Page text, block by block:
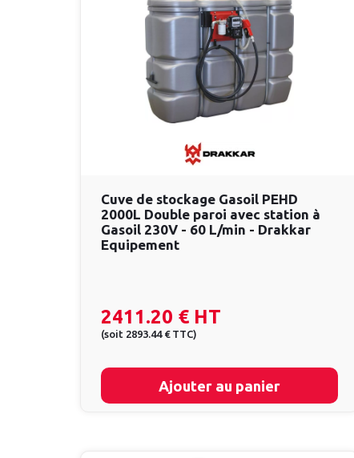
Cuve de stockage Gasoil PEHD
2000L Double paroi avec station à
Gasoil 230V - 60 L/min - Drakkar
Equipement
2411.20 € HT
(soit 2893.44 € TTC)
Ajouter au panier